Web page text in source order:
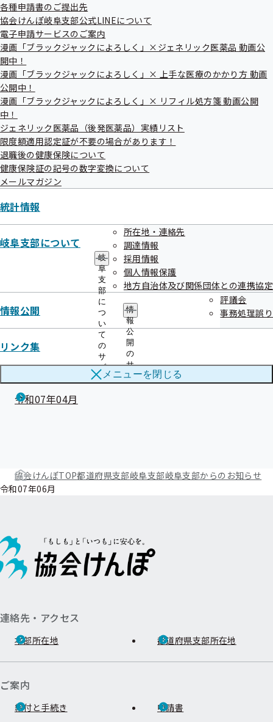
各種申請書のご提出先
協会けんぽ岐阜支部公式LINEについて
電子申請サービスのご案内
漫画「ブラックジャックによろしく」×ジェネリック医薬品 動画公
開中！
漫画「ブラックジャックによろしく」× 上手な医療のかかり方 動画
公開中！
漫画「ブラックジャックによろしく」× リフィル処方箋 動画公開
中！
ジェネリック医薬品（後発医薬品）実績リスト
限度額適用認定証が不要の場合があります！
退職後の健康保険について
健康保険証の記号の数字変換について
メールマガジン
統計情報
岐阜支部について
岐
阜
支
部
に
つ
い
て
の
サ
ブ
メ
所在地・連絡先
調達情報
採用情報
個人情報保護
地方自治体及び関係団体との連携協定
情報公開
情
報
公
開
の
サ
ブ
メ
評議会
事務処理誤り
リンク集
メニューを閉じる
過去のお知らせ一覧
令和08年07月
令和08年06月
令和08年04月
令和08年02月
令和08年01月
令和07年12月
令和07年08月
令和07年07月
令和07年06月
令和07年04月
協会けんぽTOP都道府県支部岐阜支部岐阜支部からのお知らせ
令和07年06月
連絡先・アクセス
本部所在地 都道府県支部所在地
ご案内
給付と手続き 申請書